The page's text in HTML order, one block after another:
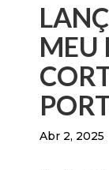
MEU
Abr 2, 2025